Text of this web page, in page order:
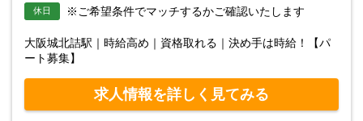
休日 ※ご希望条件でマッチするかご確認いたします
大阪城北詰駅｜時給高め｜資格取れる｜決め手は時給！【パ
ート募集】
求人情報を詳しく見てみる